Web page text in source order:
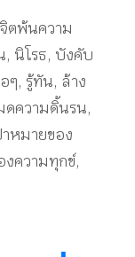
จิตพ้นความ
, นิโรธ, บังคับ
ๆ, รู้ทัน, ล้าง
ดความดิ้นรน,
าหมายของ
งความทุกข์,